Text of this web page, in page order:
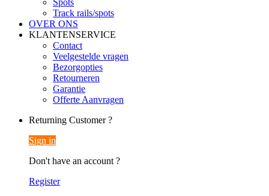
Spots
Track rails/spots
OVER ONS
KLANTENSERVICE
Contact
Veelgestelde vragen
Bezorgopties
Retourneren
Garantie
Offerte Aanvragen
Returning Customer ?
Sign in
Don't have an account ?
Register